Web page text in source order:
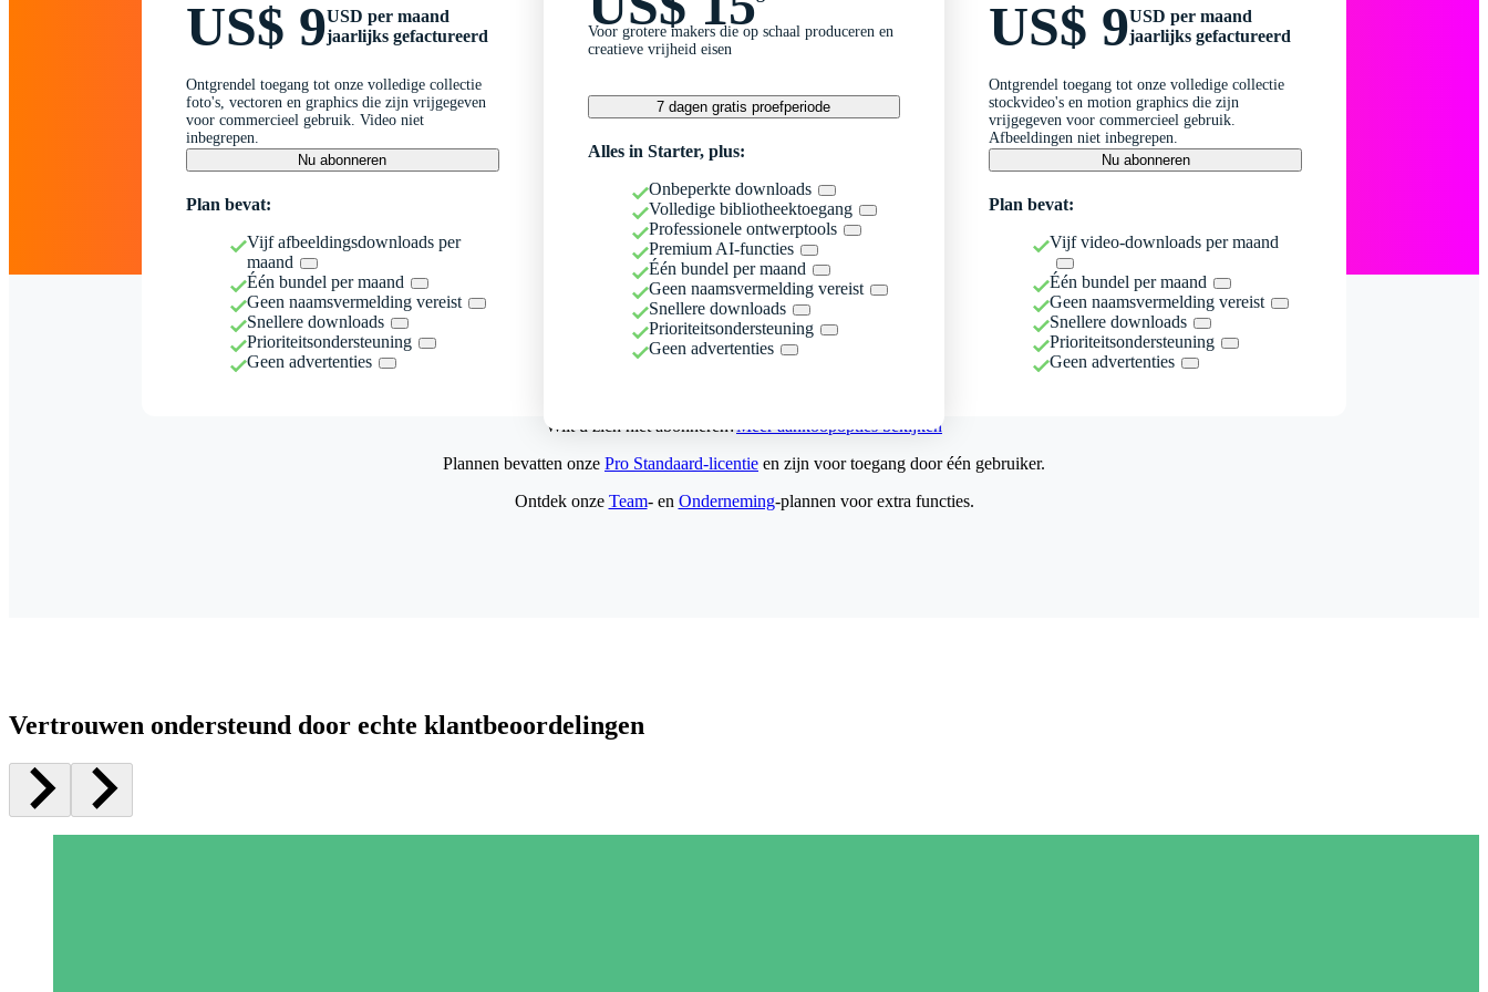
US$ 9USD per maand
jaarlijks gefactureerd
Ontgrendel toegang tot onze volledige collectie
foto's, vectoren en graphics die zijn vrijgegeven
voor commercieel gebruik. Video niet
inbegrepen.
Nu abonneren
Plan bevat:
Vijf afbeeldingsdownloads per
maand
Één bundel per maand
Geen naamsvermelding vereist
Snellere downloads
Prioriteitsondersteuning
Geen advertenties
Voor grotere makers die op schaal produceren en
creatieve vrijheid eisen
7 dagen gratis proefperiode
Alles in Starter, plus:
Onbeperkte downloads
Volledige bibliotheektoegang
Professionele ontwerptools
Premium AI-functies
Één bundel per maand
Geen naamsvermelding vereist
Snellere downloads
Prioriteitsondersteuning
Geen advertenties
US$ 9USD per maand
jaarlijks gefactureerd
Ontgrendel toegang tot onze volledige collectie
stockvideo's en motion graphics die zijn
vrijgegeven voor commercieel gebruik.
Afbeeldingen niet inbegrepen.
Nu abonneren
Plan bevat:
Vijf video-downloads per maand
Één bundel per maand
Geen naamsvermelding vereist
Snellere downloads
Prioriteitsondersteuning
Geen advertenties
Wilt u zich niet abonneren?Meer aankoopopties bekijken
Plannen bevatten onze Pro Standaard-licentie en zijn voor toegang door één gebruiker.
Ontdek onze Team- en Onderneming-plannen voor extra functies.
Vertrouwen ondersteund door echte klantbeoordelingen